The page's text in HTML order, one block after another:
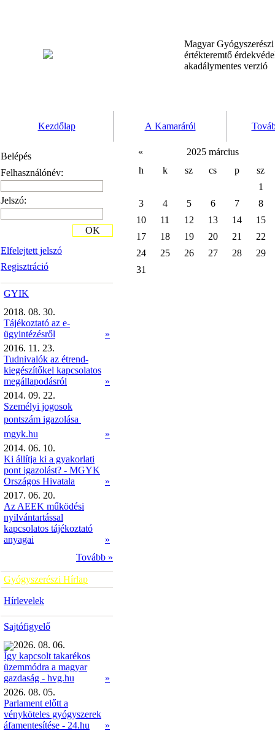
Magyar
értékteremtő
akadálymentes verzió
Kezdőlap A Kamaráról
Belépés
Felhasználónév:
Jelszó:
Elfelejtett jelszó
Regisztráció
OK
GYIK
2018. 08. 30.
Tájékoztató az e-
ügyintézésről
»
2016. 11. 23.
Tudnivalók az étrend-
kiegészítőkel kapcsolatos
megállapodásról
»
2014. 09. 22.
Személyi jogosok
pontszám igazolása 
mgyk.hu
»
2014. 06. 10.
Ki állítja ki a gyakorlati
pont igazolást? - MGYK
Országos Hivatala
»
2017. 06. 20.
Az AEEK működési
nyilvántartással
kapcsolatos tájékoztató
anyagai
»
Tovább »
Gyógyszerészi Hírlap
Hírlevelek
Sajtófigyelő
2026. 08. 06.
Így kapcsolt takarékos
üzemmódra a magyar
gazdaság - hvg.hu
»
2026. 08. 05.
Parlament előtt a
vényköteles gyógyszerek
áfamentesítése - 24.hu
»
«
2025 március
h
k sz cs p
sz
1
3
4 5 6 7
8
10
11 12 13 14
15
17
18 19 20 21
22
24
25 26 27 28
29
31